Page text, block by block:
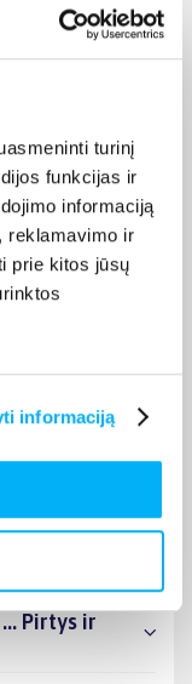
turinį
funkcijas ir
informaciją
reklamavimo ir
prie kitos jūsų
informaciją
sąlygas bei
priimti patogų
tinkamiausią
vonios
Pirtys ir